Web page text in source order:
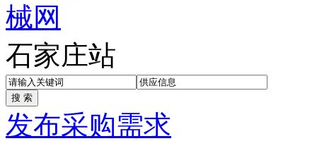
石家庄站
发布采购需求